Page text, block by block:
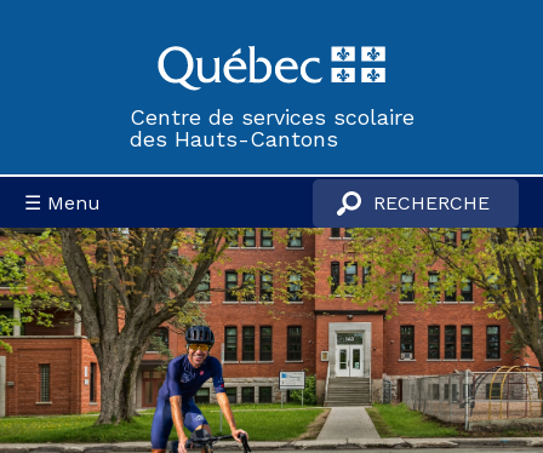
Centre de services scolaire
des Hauts-Cantons
☰ Menu